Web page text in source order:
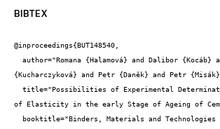
BIBTEX
@inproceedings{BUT148540,
{Kucharczyková} and Petr {Daněk} and Petr
of Elasticity in the early Stage of Ageing of